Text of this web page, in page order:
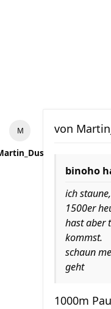
von
binoho
ich
1500er
hast aber
kommst.
schaun
geht
1000m